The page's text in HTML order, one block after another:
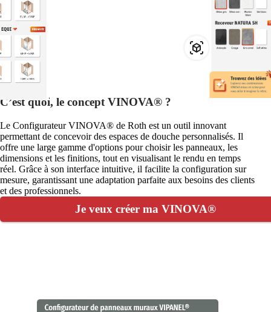
C’est quoi, le concept VINOVA® ?
Le Configurateur VINOVA® de Roth est un outil innovant
permettant de concevoir des espaces de douche personnalisés. Il
offre une large gamme d'options pour choisir les panneaux, les
dimensions et les finitions, tout en visualisant le rendu en temps
réel. Grâce à son interface intuitive, il facilite la configuration sur
mesure, garantissant une adaptation parfaite aux besoins des clients
et des professionnels.
Je veux créer ma VINOVA®